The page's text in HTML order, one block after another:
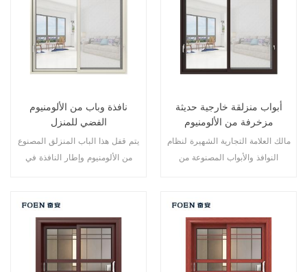
نافذة وباب من الألومنيوم
الفضي للمنزل
يتم قفل هذا الباب المنزلق المصنوع
من الألومنيوم وإطار النافذة في
الأبواب لتلبية الاحتياجات المعمارية
المختلفة.
أبواب منزلقة خارجية حديثة
مزخرفة من الألومنيوم
مالك العلامة التجارية الشهيرة لنظام
النوافذ والأبواب المصنوعة من